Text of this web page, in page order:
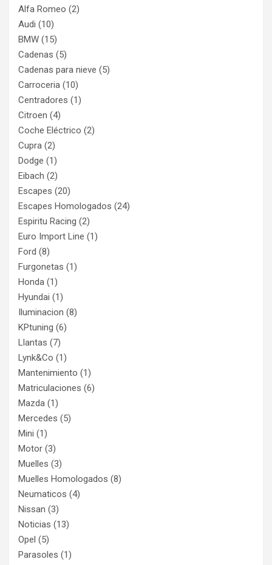
Alfa Romeo (2)
Audi (10)
BMW (15)
Cadenas (5)
Cadenas para nieve (5)
Carroceria (10)
Centradores (1)
Citroen (4)
Coche Eléctrico (2)
Cupra (2)
Dodge (1)
Eibach (2)
Escapes (20)
Escapes Homologados (24)
Espiritu Racing (2)
Euro Import Line (1)
Ford (8)
Furgonetas (1)
Honda (1)
Hyundai (1)
Iluminacion (8)
KPtuning (6)
Llantas (7)
Lynk&Co (1)
Mantenimiento (1)
Matriculaciones (6)
Mazda (1)
Mercedes (5)
Mini (1)
Motor (3)
Muelles (3)
Muelles Homologados (8)
Neumaticos (4)
Nissan (3)
Noticias (13)
Opel (5)
Parasoles (1)